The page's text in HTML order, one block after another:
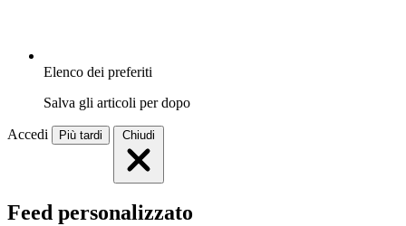
Elenco dei preferiti
Salva gli articoli per dopo
Accedi Più tardi Chiudi
Feed personalizzato